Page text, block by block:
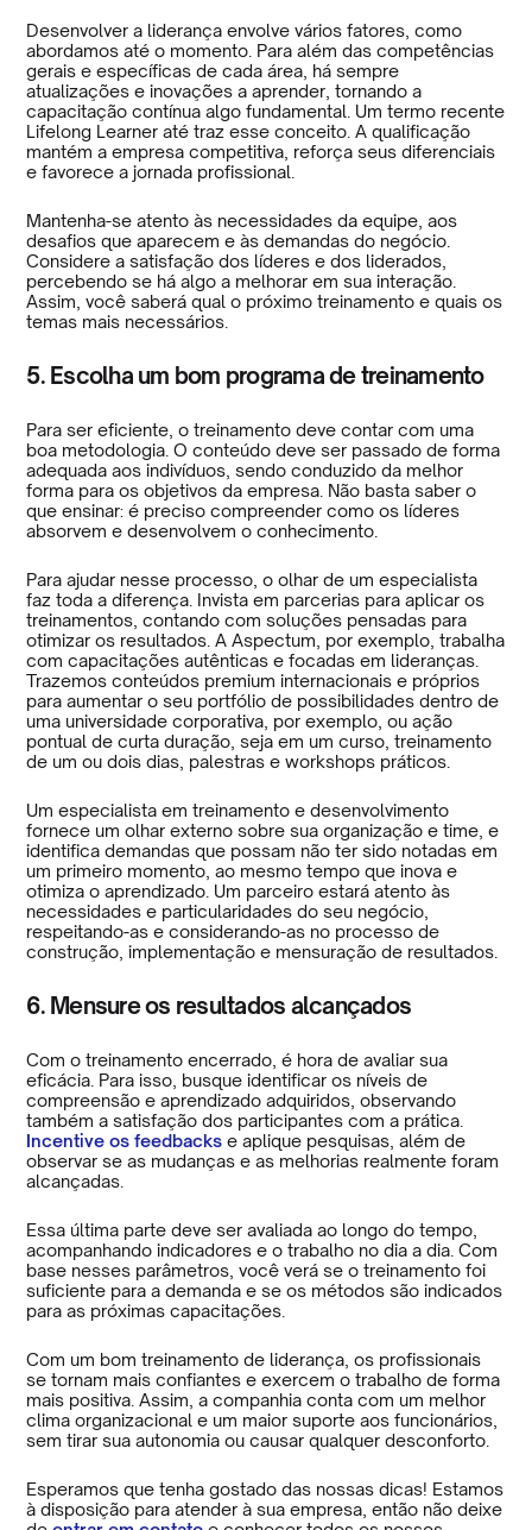
Desenvolver a liderança envolve vários fatores, como
abordamos até o momento. Para além das competências
gerais e específicas de cada área, há sempre
atualizações e inovações a aprender, tornando a
capacitação contínua algo fundamental. Um termo recente
Lifelong Learner até traz esse conceito. A qualificação
mantém a empresa competitiva, reforça seus diferenciais
e favorece a jornada profissional.
Mantenha-se atento às necessidades da equipe, aos
desafios que aparecem e às demandas do negócio.
Considere a satisfação dos líderes e dos liderados,
percebendo se há algo a melhorar em sua interação.
Assim, você saberá qual o próximo treinamento e quais os
temas mais necessários.
5. Escolha um bom programa de treinamento
Para ser eficiente, o treinamento deve contar com uma
boa metodologia. O conteúdo deve ser passado de forma
adequada aos indivíduos, sendo conduzido da melhor
forma para os objetivos da empresa. Não basta saber o
que ensinar: é preciso compreender como os líderes
absorvem e desenvolvem o conhecimento.
Para ajudar nesse processo, o olhar de um especialista
faz toda a diferença. Invista em parcerias para aplicar os
treinamentos, contando com soluções pensadas para
otimizar os resultados. A Aspectum, por exemplo, trabalha
com capacitações autênticas e focadas em lideranças.
Trazemos conteúdos premium internacionais e próprios
para aumentar o seu portfólio de possibilidades dentro de
uma universidade corporativa, por exemplo, ou ação
pontual de curta duração, seja em um curso, treinamento
de um ou dois dias, palestras e workshops práticos.
Um especialista em treinamento e desenvolvimento
fornece um olhar externo sobre sua organização e time, e
identifica demandas que possam não ter sido notadas em
um primeiro momento, ao mesmo tempo que inova e
otimiza o aprendizado. Um parceiro estará atento às
necessidades e particularidades do seu negócio,
respeitando-as e considerando-as no processo de
construção, implementação e mensuração de resultados.
6. Mensure os resultados alcançados
Com o treinamento encerrado, é hora de avaliar sua
eficácia. Para isso, busque identificar os níveis de
compreensão e aprendizado adquiridos, observando
também a satisfação dos participantes com a prática.
Incentive os feedbacks e aplique pesquisas, além de
observar se as mudanças e as melhorias realmente foram
alcançadas.
Essa última parte deve ser avaliada ao longo do tempo,
acompanhando indicadores e o trabalho no dia a dia. Com
base nesses parâmetros, você verá se o treinamento foi
suficiente para a demanda e se os métodos são indicados
para as próximas capacitações.
Com um bom treinamento de liderança, os profissionais
se tornam mais confiantes e exercem o trabalho de forma
mais positiva. Assim, a companhia conta com um melhor
clima organizacional e um maior suporte aos funcionários,
sem tirar sua autonomia ou causar qualquer desconforto.
Esperamos que tenha gostado das nossas dicas! Estamos
à disposição para atender à sua empresa, então não deixe